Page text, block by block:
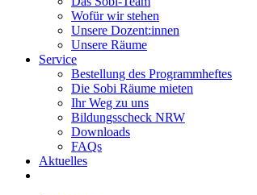
Wofür wir stehen
Unsere Dozent:innen
Unsere Räume
Service
Bestellung des Programmheftes
Die Sobi Räume mieten
Ihr Weg zu uns
Bildungsscheck NRW
Downloads
FAQs
Aktuelles